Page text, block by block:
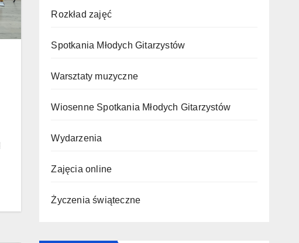
Rozkład zajęć
Spotkania Młodych Gitarzystów
Warsztaty muzyczne
Wiosenne Spotkania Młodych Gitarzystów
Wydarzenia
Zajęcia online
Życzenia świąteczne